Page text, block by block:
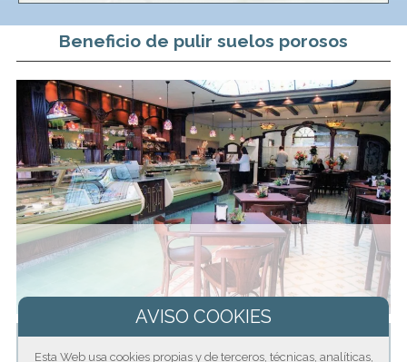
Beneficio de pulir suelos porosos
Al pulir el suelo de su casa o vivienda
Esta Web usa cookies propias y de terceros, técnicas, analíticas,